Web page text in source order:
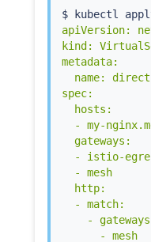
      - port:
        tls:
EOF
$ kubectl
apiVersion:
kind:
metadata:
name:
spec:
  hosts:
- my-
  gateways:
- istio-
  - mesh
  http:
  - match:
-
      - mesh